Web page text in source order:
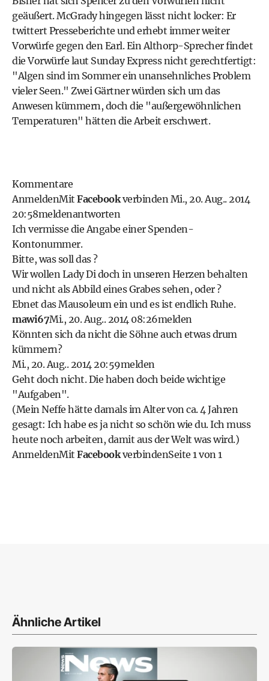
geäußert. McGrady hingegen lässt nicht locker: Er
twittert Presseberichte und erhebt immer weiter
Vorwürfe gegen den Earl. Ein Althorp-Sprecher findet
die Vorwürfe laut Sunday Express nicht gerechtfertigt:
"Algen sind im Sommer ein unansehnliches Problem
vieler Seen." Zwei Gärtner würden sich um das
Anwesen kümmern, doch die "außergewöhnlichen
Temperaturen" hätten die Arbeit erschwert.
Kommentare
AnmeldenMit Facebookverbinden Mi., 20. Aug.. 2014
20:58meldenantworten
Ich vermisse die Angabe einer Spenden-
Kontonummer.
Bitte, was soll das ?
Wir wollen Lady Di doch in unseren Herzen behalten
und nicht als Abbild eines Grabes sehen, oder ?
Ebnet das Mausoleum ein und es ist endlich Ruhe.
mawi67Mi., 20. Aug.. 2014 08:26melden
Könnten sich da nicht die Söhne auch etwas drum
kümmern?
Mi., 20. Aug.. 2014 20:59melden
Geht doch nicht. Die haben doch beide wichtige
"Aufgaben".
(Mein Neffe hätte damals im Alter von ca. 4 Jahren
gesagt: Ich habe es ja nicht so schön wie du. Ich muss
heute noch arbeiten, damit aus der Welt was wird.)
AnmeldenMit FacebookverbindenSeite 1 von 1
Ähnliche Artikel